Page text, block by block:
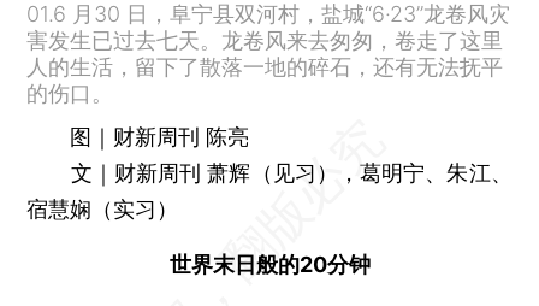
01.6 月30 日，阜宁县双河村，盐城“6·23”龙卷风灾
害发生已过去七天。龙卷风来去匆匆，卷走了这里
人的生活，留下了散落一地的碎石，还有无法抚平
的伤口。
图｜财新周刊 陈亮
文｜财新周刊 萧辉（见习），葛明宁、朱江、
宿慧娴（实习）
世界末日般的20分钟